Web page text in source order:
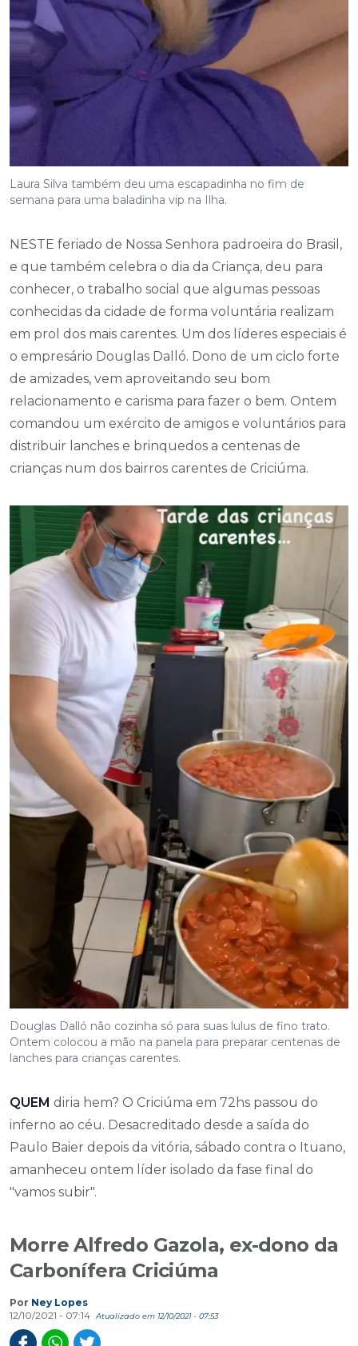
Laura Silva também deu uma escapadinha no fim de
semana para uma baladinha vip na Ilha.
NESTE feriado de Nossa Senhora padroeira do Brasil,
e que também celebra o dia da Criança, deu para
conhecer, o trabalho social que algumas pessoas
conhecidas da cidade de forma voluntária realizam
em prol dos mais carentes. Um dos líderes especiais é
o empresário Douglas Dalló. Dono de um ciclo forte
de amizades, vem aproveitando seu bom
relacionamento e carisma para fazer o bem. Ontem
comandou um exército de amigos e voluntários para
distribuir lanches e brinquedos a centenas de
crianças num dos bairros carentes de Criciúma.
Douglas Dalló não cozinha só para suas lulus de fino trato.
Ontem colocou a mão na panela para preparar centenas de
lanches para crianças carentes.
QUEM diria hem? O Criciúma em 72hs passou do
inferno ao céu. Desacreditado desde a saída do
Paulo Baier depois da vitória, sábado contra o Ituano,
amanheceu ontem líder isolado da fase final do
"vamos subir".
Morre Alfredo Gazola, ex-dono da
Carbonífera Criciúma
Por Ney Lopes
12/10/2021 - 07:14
Atualizado em 12/10/2021 - 07:53